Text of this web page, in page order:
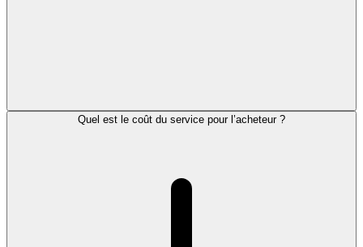
Quel est le coût du service pour l’acheteur ?